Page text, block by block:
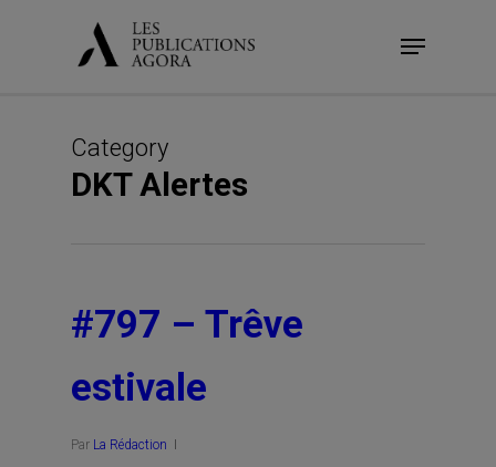
Menu
Category
DKT Alertes
#797 – Trêve
estivale
Par La Rédaction